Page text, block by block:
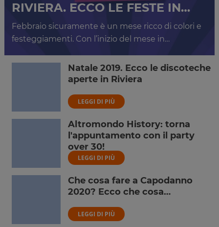
RIVIERA. ECCO LE FESTE IN…
Febbraio sicuramente è un mese ricco di colori e
festeggiamenti. Con l’inizio del mese in…
Natale 2019. Ecco le discoteche
aperte in Riviera
LEGGI DI PIÙ
Altromondo History: torna
l'appuntamento con il party
over 30!
LEGGI DI PIÙ
Che cosa fare a Capodanno
2020? Ecco che cosa…
LEGGI DI PIÙ